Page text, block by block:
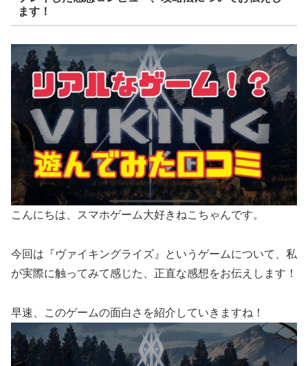
ます！
こんにちは、スマホゲーム大好きねこちゃんです。
今回は『ヴァイキングライズ』というゲームについて、私
が実際に触ってみて感じた、正直な感想をお伝えします！
早速、このゲームの面白さを紹介していきますね！